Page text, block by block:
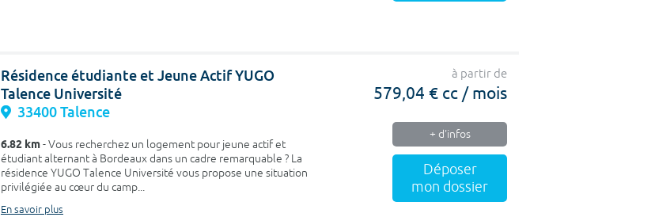
Résidence étudiante et Jeune Actif YUGO
Talence Université
33400 Talence
6.82 km- Vous recherchez un logement pour jeune actif et
étudiant alternant à Bordeaux dans un cadre remarquable ? La
résidence YUGO Talence Université vous propose une situation
privilégiée au cœur du camp...
En savoir plus
à partir de
579,04 € cc / mois
+ d'infos
Déposer
mon dossier